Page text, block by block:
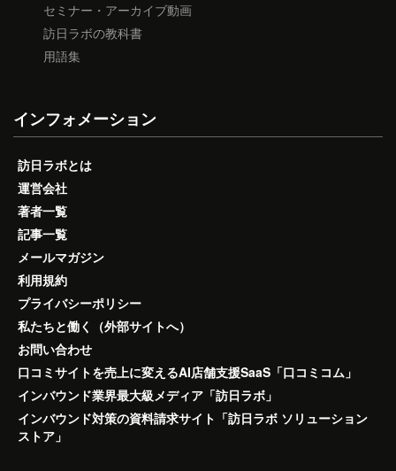
セミナー・アーカイブ動画
訪日ラボの教科書
用語集
インフォメーション
訪日ラボとは
運営会社
著者一覧
記事一覧
メールマガジン
利用規約
プライバシーポリシー
私たちと働く（外部サイトへ）
お問い合わせ
口コミサイトを売上に変えるAI店舗支援SaaS「口コミコム」
インバウンド業界最大級メディア「訪日ラボ」
インバウンド対策の資料請求サイト「訪日ラボ ソリューション
ストア」